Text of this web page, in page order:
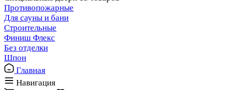
Противопожарные
Для сауны и бани
Строительные
Финиш Флекс
Без отделки
Шпон
Главная
Навигация